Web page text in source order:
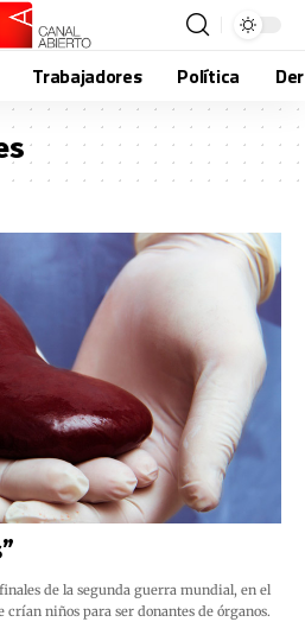
Trabajadores Política
de la segunda guerra mundial, en el
niños para ser donantes de órganos.